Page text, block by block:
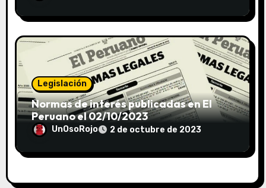
Legislación
Normas de interés publicadas en El
Peruano el 02/10/2023
UnOsoRojo 2 de octubre de 2023